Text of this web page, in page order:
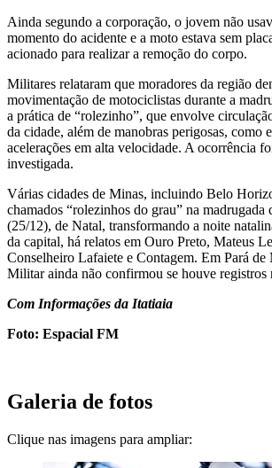
Ainda segundo a corporação, o jovem não
momento do acidente e a moto estava sem
acionado para realizar a remoção do corpo.
Militares relataram que moradores da região
movimentação de motociclistas durante a
a prática de “rolezinho”, que envolve
da cidade, além de manobras perigosas, como
acelerações em alta velocidade. A ocorrência
investigada.
Várias cidades de Minas, incluindo Belo
chamados “rolezinhos do grau” na
(25/12), de Natal, transformando a noite
da capital, há relatos em Ouro Preto, Mateus
Conselheiro Lafaiete e Contagem. Em Pará de
Militar ainda não confirmou se houve registros
Com Informações da Itatiaia
Foto: Espacial FM
Galeria de fotos
Clique nas imagens para ampliar: